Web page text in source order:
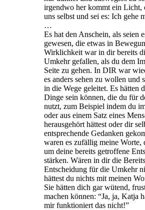
irgendwo her kommt ein Licht,
uns selbst und sei es: Ich gehe
…
Es hat den Anschein, als seien
gewesen, die etwas in
Wirklichkeit war in dir bereits
Umkehr gefallen, als du dem
Seite zu gehen. In DIR war
es anders sehen zu wollen und
in die Wege geleitet. Es hätten
Dinge sein können, die du für
nutzt, zum Beispiel indem du
oder aus einem Satz eines
herausgehört hättest oder dir
entsprechende Gedanken
waren es zufällig meine Worte,
um deine bereits getroffene
stärken. Wären in dir die
Entscheidung für die Umkehr
hättest du nichts mit meinen
Sie hätten dich gar wütend,
machen können: “Ja, ja, Katja
mir funktioniert das nicht!”